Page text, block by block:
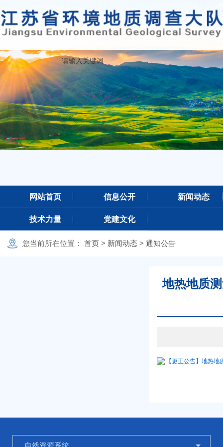
网站首页 信息公开 新闻动态
技术力量 党建文化
欢迎光临
您当前所在位置： 首页 > 新闻动态 > 通知公告
地热地质
【更正公告】地热
自然资源系统